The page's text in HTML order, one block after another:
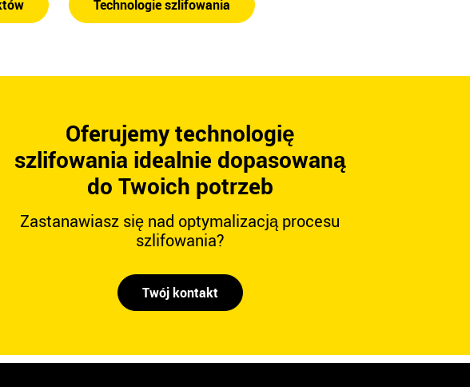
Technologie szlifowania
Oferujemy technologię
szlifowania idealnie dopasowaną
do Twoich potrzeb
Zastanawiasz się nad optymalizacją procesu
szlifowania?
Twój kontakt